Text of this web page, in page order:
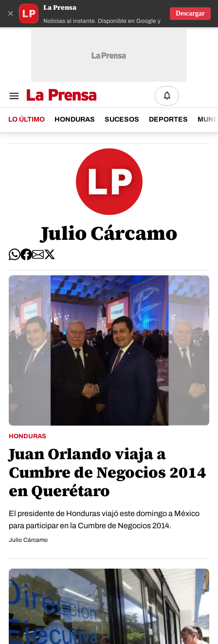
×
La Prensa
Noticias al instante. Disponible en Google y IOS
Descargar
LO ÚLTIMO HONDURAS SUCESOS DEPORTES
Julio Cárcamo
HONDURAS
Juan Orlando viaja a
Cumbre de Negocios 2014
en Querétaro
El presidente de Honduras viajó este domingo a México
para participar en la Cumbre de Negocios 2014.
Julio Cárcamo